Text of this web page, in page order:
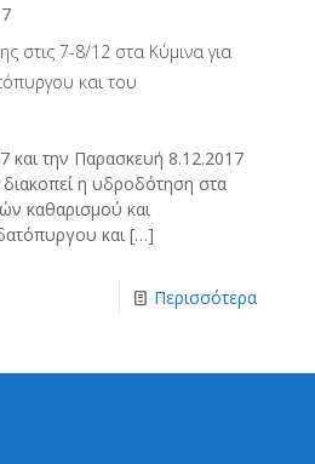
στις 7-8/12 στα Κύμινα για
και του
και την Παρασκευή 8.12.2017
η υδροδότηση στα
καθαρισμού και
και[…]
Περισσότερα